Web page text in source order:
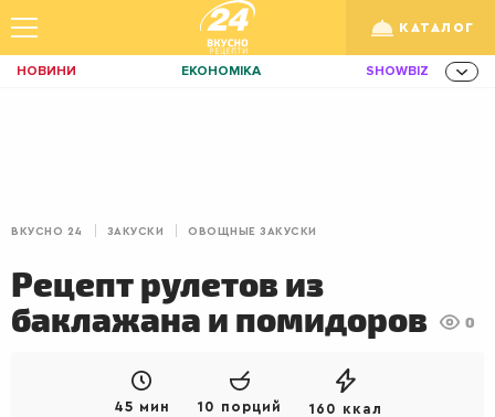
КАТАЛОГ
НОВИНИ ЕКОНОМІКА SHOWBIZ
ІДЕЇ
ІННОВАЦІЇ MEN
ЗБІРНА АКТИВ КОРИСНО
ІНВЕСТИЦІЇ
ВКУСНО 24 ЗАКУСКИ ОВОЩНЫЕ ЗАКУСКИ
Рецепт рулетов из
баклажана и помидоров
0
45 мин 10 порций 160 ккал